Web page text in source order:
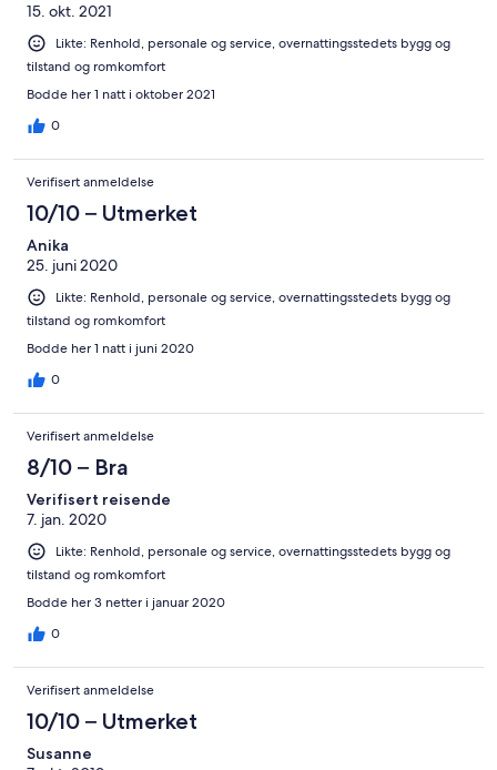
15. okt. 2021
Likte: Renhold, personale og service, overnattingsstedets bygg og
tilstand og romkomfort
Bodde her 1 natt i oktober 2021
0
Verifisert anmeldelse
10/10 – Utmerket
Anika
25. juni 2020
Likte: Renhold, personale og service, overnattingsstedets bygg og
tilstand og romkomfort
Bodde her 1 natt i juni 2020
0
Verifisert anmeldelse
8/10 – Bra
Verifisert reisende
7. jan. 2020
Likte: Renhold, personale og service, overnattingsstedets bygg og
tilstand og romkomfort
Bodde her 3 netter i januar 2020
0
Verifisert anmeldelse
10/10 – Utmerket
Susanne